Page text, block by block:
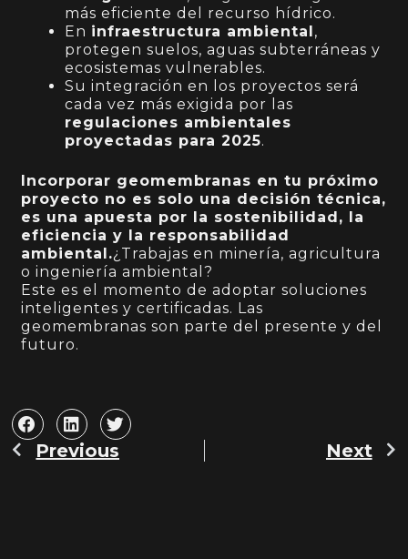
más eficiente del recurso hídrico.
En infraestructura ambiental,
protegen suelos, aguas subterráneas y
ecosistemas vulnerables.
Su integración en los proyectos será
cada vez más exigida por las
regulaciones ambientales
proyectadas para 2025.
Incorporar geomembranas en tu próximo
proyecto no es solo una decisión técnica,
es una apuesta por la sostenibilidad, la
eficiencia y la responsabilidad
ambiental.¿Trabajas en minería, agricultura
o ingeniería ambiental?
Este es el momento de adoptar soluciones
inteligentes y certificadas. Las
geomembranas son parte del presente y del
futuro.
Prev
Previous Next